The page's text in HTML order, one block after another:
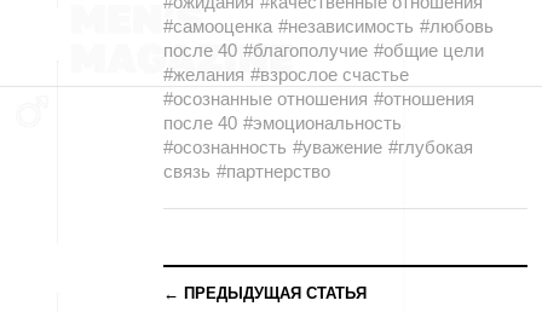
#самооценка #независимость #любовь
после 40 #благополучие #общие цели
#желания #взрослое счастье
#осознанные отношения #отношения
после 40 #эмоциональность
#осознанность #уважение #глубокая
связь #партнерство
← ПРЕДЫДУЩАЯ СТАТЬЯ